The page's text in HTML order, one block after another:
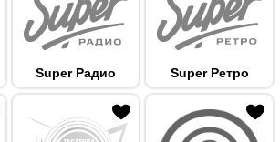
Super Радио Super Ретро